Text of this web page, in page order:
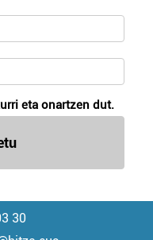
eta onartzen dut.
30